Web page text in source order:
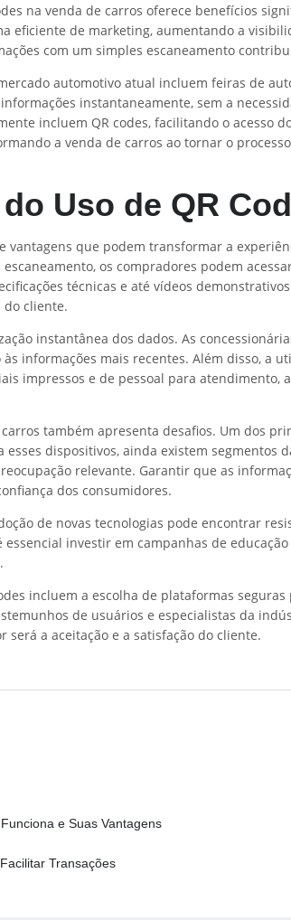
na venda de carros oferece benefícios
eficiente de marketing, aumentando a
com um simples escaneamento
automotivo atual incluem feiras de
instantaneamente, sem a
incluem QR codes, facilitando o acesso
a venda de carros ao tornar o
Uso de QR
vantagens que podem transformar a
os compradores podem
técnicas e até vídeos
do cliente.
instantânea dos dados. As
informações mais recentes. Além disso, a
impressos e de pessoal para
também apresenta desafios. Um dos
dispositivos, ainda existem segmentos
relevante. Garantir que as
dos consumidores.
de novas tecnologias pode encontrar
investir em campanhas de
incluem a escolha de plataformas
de usuários e especialistas da
a aceitação e a satisfação do cliente.
e Suas Vantagens
Transações